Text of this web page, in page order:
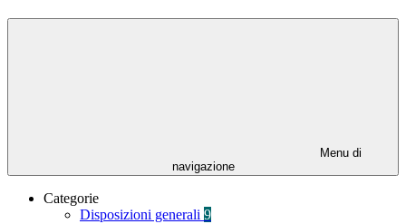
Menu di
navigazione
Categorie
Disposizioni generali 9